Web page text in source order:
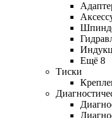
Ещё 8
Тиски